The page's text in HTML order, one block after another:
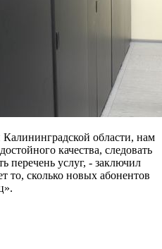
области, нам
качества, следовать
перечень услуг, - заключил
то, сколько новых абонентов